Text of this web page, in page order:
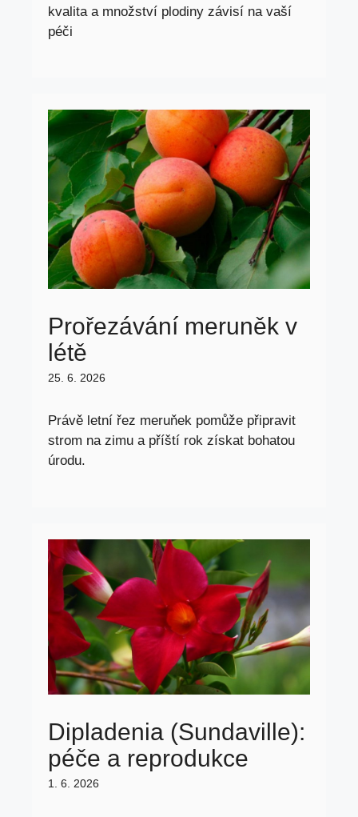
kvalita a množství plodiny závisí na vaší
péči
Prořezávání meruněk v
létě
25. 6. 2026
Právě letní řez meruňek pomůže připravit
strom na zimu a příští rok získat bohatou
úrodu.
Dipladenia (Sundaville):
péče a reprodukce
1. 6. 2026